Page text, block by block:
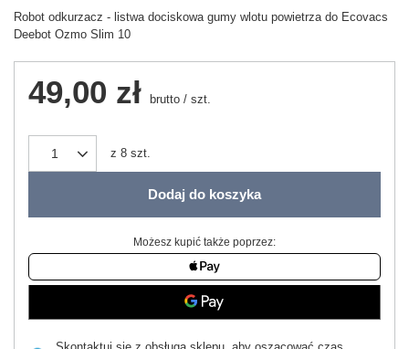
Robot odkurzacz - listwa dociskowa gumy wlotu powietrza do Ecovacs
Deebot Ozmo Slim 10
49,00 zł brutto / szt.
z 8 szt.
Dodaj do koszyka
Możesz kupić także poprzez: